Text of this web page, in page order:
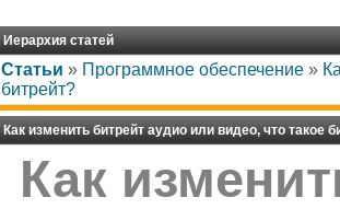
Иерархия статей
Статьи » Программное обеспечение »
битрейт?
Как изменить битрейт аудио или видео, что такое
Как